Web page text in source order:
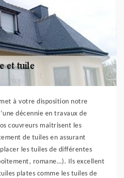
à votre disposition notre
décennie en travaux de
couvreurs maitrisent les
de tuiles en assurant
les tuiles de différentes
romane…). Ils excellent
plates comme les tuiles de